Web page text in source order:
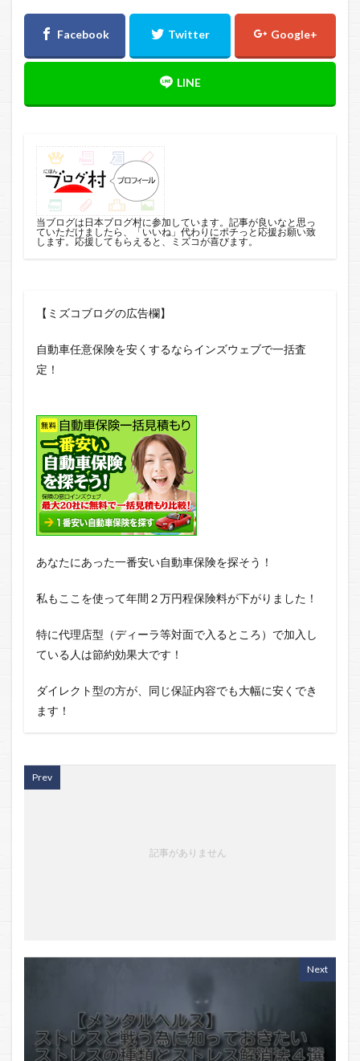
当ブログは日本ブログ村に参加しています。記事が良いなと思っ
ていただけましたら、「いいね」代わりにポチっと応援お願い致
します。応援してもらえると、ミズコが喜びます。
【ミズコブログの広告欄】
自動車任意保険を安くするならインズウェブで一括査
定！
あなたにあった一番安い自動車保険を探そう！
私もここを使って年間２万円程保険料が下がりました！
特に代理店型（ディーラ等対面で入るところ）で加入し
ている人は節約効果大です！
ダイレクト型の方が、同じ保証内容でも大幅に安くでき
ます！
Prev
記事がありません
Next